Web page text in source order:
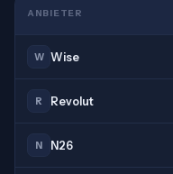
ANBIETER
W Wise
R Revolut
N N26